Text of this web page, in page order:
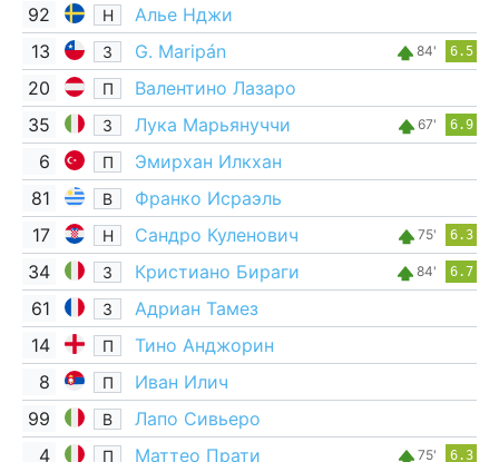
92
Н
Алье Нджи
13
З G. Maripán 84' 6.5
20 П
Валентино Лазаро
35
З Лука Марьянуччи 67' 6.9
6 П
Эмирхан Илкхан
81
В
Франко Исраэль
17
Н Сандро Куленович 75' 6.3
34 З Кристиано Бираги 84' 6.7
61 З
Адриан Тамез
14
П
Тино Анджорин
8
П
Иван Илич
99
В
Лапо Сивьеро
4
П Маттео Прати 75' 6.3